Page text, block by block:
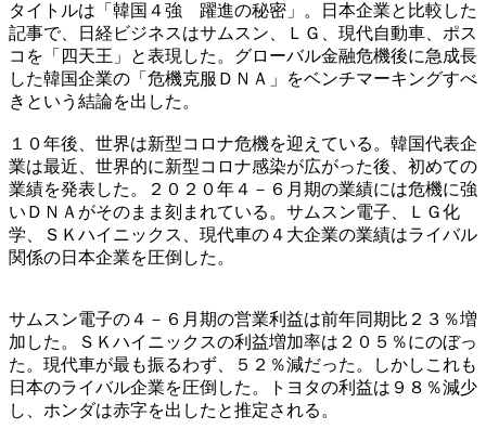
タイトルは「韓国４強 躍進の秘密」。日本企業と比較した
記事で、日経ビジネスはサムスン、ＬＧ、現代自動車、ポス
コを「四天王」と表現した。グローバル金融危機後に急成長
した韓国企業の「危機克服ＤＮＡ」をベンチマーキングすべ
きという結論を出した。
１０年後、世界は新型コロナ危機を迎えている。韓国代表企
業は最近、世界的に新型コロナ感染が広がった後、初めての
業績を発表した。２０２０年４－６月期の業績には危機に強
いＤＮＡがそのまま刻まれている。サムスン電子、ＬＧ化
学、ＳＫハイニックス、現代車の４大企業の業績はライバル
関係の日本企業を圧倒した。
サムスン電子の４－６月期の営業利益は前年同期比２３％増
加した。ＳＫハイニックスの利益増加率は２０５％にのぼっ
た。現代車が最も振るわず、５２％減だった。しかしこれも
日本のライバル企業を圧倒した。トヨタの利益は９８％減少
し、ホンダは赤字を出したと推定される。